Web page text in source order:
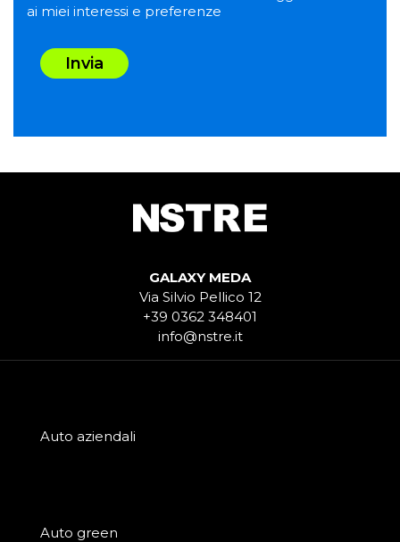
ai miei interessi e preferenze
Invia
GALAXY MEDA
Via Silvio Pellico 12
+39 0362 348401
info@nstre.it
Auto aziendali
Auto green